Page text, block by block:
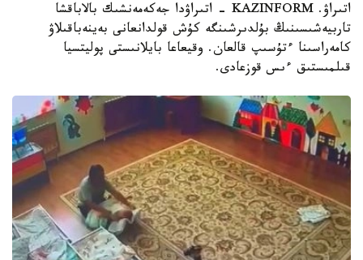
اتىراۋ. KAZINFORM - اتىراۋدا جەكەمەنشىك بالاباقشا
تاربيەشىسىنىڭ بۇلدىرشىنگە كۇش قولدانعانى بەينەباقىلاۋ
كامەراسىنا ءتۇسىپ قالعان. وقيعاعا بايلانىستى پوليتسيا
قىلمىستىق ءىس قوزعادى.